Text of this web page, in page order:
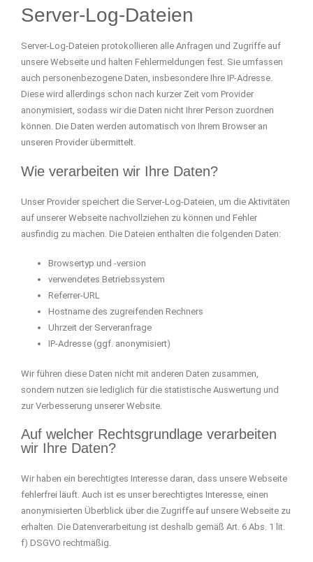
Server-Log-Dateien
Server-Log-Dateien protokollieren alle Anfragen und Zugriffe auf
unsere Webseite und halten Fehlermeldungen fest. Sie umfassen
auch personenbezogene Daten, insbesondere Ihre IP-Adresse.
Diese wird allerdings schon nach kurzer Zeit vom Provider
anonymisiert, sodass wir die Daten nicht Ihrer Person zuordnen
können. Die Daten werden automatisch von Ihrem Browser an
unseren Provider übermittelt.
Wie verarbeiten wir Ihre Daten?
Unser Provider speichert die Server-Log-Dateien, um die Aktivitäten
auf unserer Webseite nachvollziehen zu können und Fehler
ausfindig zu machen. Die Dateien enthalten die folgenden Daten:
Browsertyp und -version
verwendetes Betriebssystem
Referrer-URL
Hostname des zugreifenden Rechners
Uhrzeit der Serveranfrage
IP-Adresse (ggf. anonymisiert)
Wir führen diese Daten nicht mit anderen Daten zusammen,
sondern nutzen sie lediglich für die statistische Auswertung und
zur Verbesserung unserer Website.
Auf welcher Rechtsgrundlage verarbeiten
wir Ihre Daten?
Wir haben ein berechtigtes Interesse daran, dass unsere Webseite
fehlerfrei läuft. Auch ist es unser berechtigtes Interesse, einen
anonymisierten Überblick über die Zugriffe auf unsere Webseite zu
erhalten. Die Datenverarbeitung ist deshalb gemäß Art. 6 Abs. 1 lit.
f) DSGVO rechtmäßig.